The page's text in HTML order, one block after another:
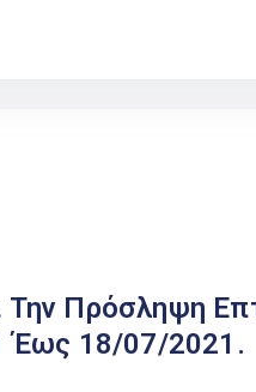
Την Πρόσληψη
Έως 18/07/2021.